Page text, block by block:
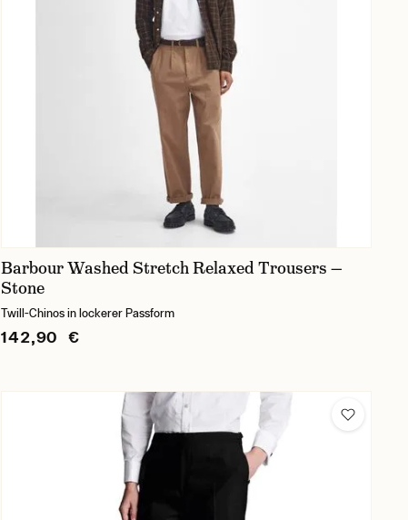
Barbour Washed Stretch Relaxed Trousers —
Stone
Twill-Chinos in lockerer Passform
142,90 €